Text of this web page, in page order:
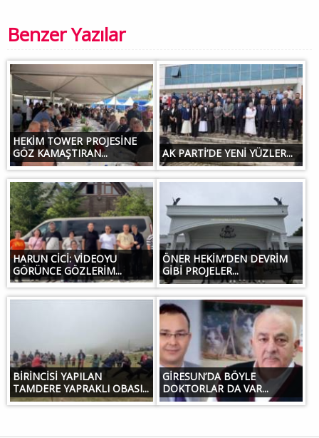
Benzer Yazılar
HEKİM TOWER PROJESİNE
GÖZ KAMAŞTIRAN...
AK PARTİ’DE YENİ YÜZLER...
HARUN CİCİ: VİDEOYU
GÖRÜNCE GÖZLERİM...
ÖNER HEKİM’DEN DEVRİM
GİBİ PROJELER...
BİRİNCİSİ YAPILAN
TAMDERE YAPRAKLI OBASI...
GİRESUN’DA BÖYLE
DOKTORLAR DA VAR...